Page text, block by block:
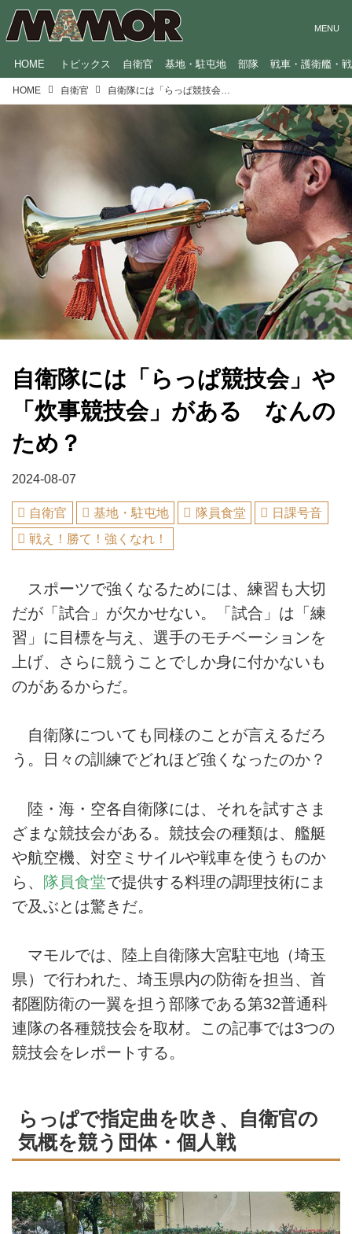
HOME トピックス 自衛官 基地・駐屯地 部隊 戦車・護衛艦・
HOME 自衛官
自衛隊には「らっぱ競技会」や
「炊事競技会」がある なんの
ため？
2024-08-07
自衛官 基地・駐屯地 隊員食堂
日課号音
戦え！勝て！強くなれ！
スポーツで強くなるためには、練習も大切
だが「試合」が欠かせない。「試合」は「練
習」に目標を与え、選手のモチベーションを
上げ、さらに競うことでしか身に付かないも
のがあるからだ。
自衛隊についても同様のことが言えるだろ
う。日々の訓練でどれほど強くなったのか？
陸・海・空各自衛隊には、それを試すさま
ざまな競技会がある。競技会の種類は、艦艇
や航空機、対空ミサイルや戦車を使うものか
ら、 隊員食堂で提供する料理の調理技術にま
で及ぶとは驚きだ。
マモルでは、陸上自衛隊大宮駐屯地（埼玉
県）で行われた、埼玉県内の防衛を担当、首
都圏防衛の一翼を担う部隊である第32普通科
連隊の各種競技会を取材。この記事では3つの
競技会をレポートする。
らっぱで指定曲を吹き、自衛官の
気概を競う団体・個人戦